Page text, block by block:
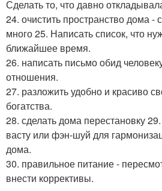
Сделать то, что давно
24. очистить пространство дома -
много 25. Написать список, что
ближайшее время.
26. написать письмо обид
отношения.
27. разложить удобно и красиво
богатства.
28. сделать дома перестановку
васту или фэн-шуй для
дома.
30. правильное питание -
внести коррективы.